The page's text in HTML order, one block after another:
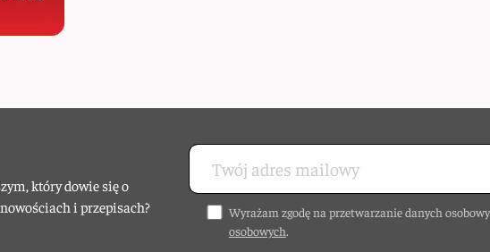
który dowie się o
i przepisach?
Wyrażam zgodę na przetwarzanie danych
osobowych.